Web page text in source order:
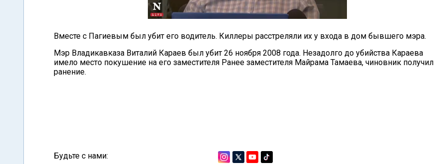
Вместе с Пагиевым был убит его водитель. Киллеры расстреляли их у входа в дом бывшего мэра.
Мэр Владикавказа Виталий Караев был убит 26 ноября 2008 года. Незадолго до убийства Караева
имело место покушение на его заместителя Ранее заместителя Майрама Тамаева, чиновник получил
ранение.
Будьте с нами: